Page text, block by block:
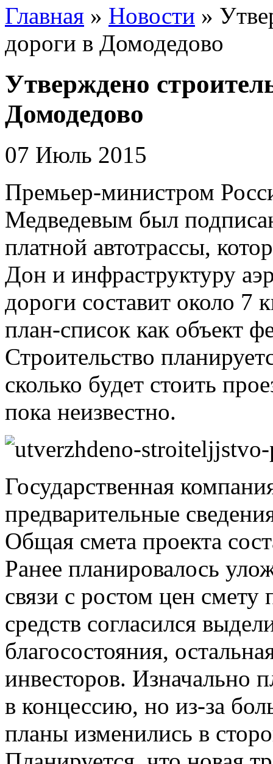
Главная » Новости »
дороги в Домодедово
Утверждено
Домодедово
07 Июль 2015
Премьер-министром
Медведевым был
платной автотрассы,
Дон и инфраструктуру
дороги составит около 7
план-список как объект
Строительство
сколько будет стоить
пока неизвестно.
Государственная
предварительные
Общая смета проекта
Ранее планировалось
связи с ростом цен смету
средств согласился
благосостояния,
инвесторов. Изначально
в концессию, но из-за
планы изменились в